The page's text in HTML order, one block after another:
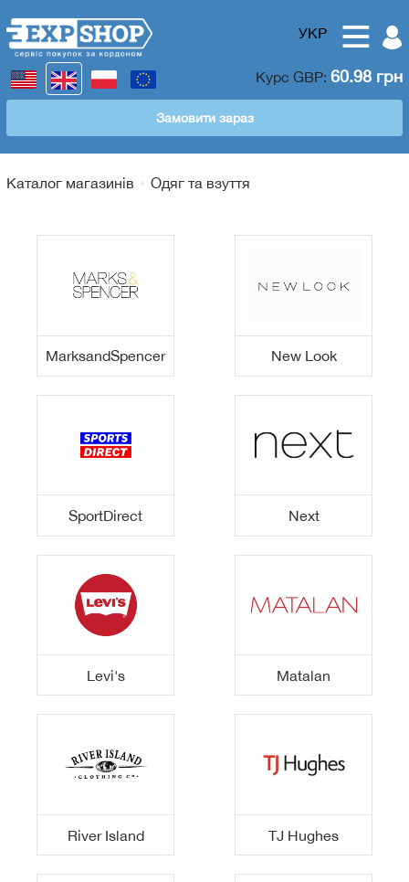
УКР
Курс GBP: 60.98 грн
Замовити зараз
Каталог магазинів Одяг та взуття
MarksandSpencer New Look
SportDirect Next
Levi's Matalan
River Island TJ Hughes